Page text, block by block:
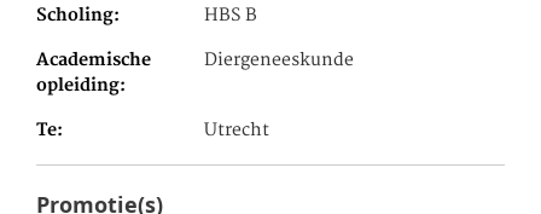
Scholing HBS B
Academische
opleiding
Diergeneeskunde
Te Utrecht
Promotie(s)